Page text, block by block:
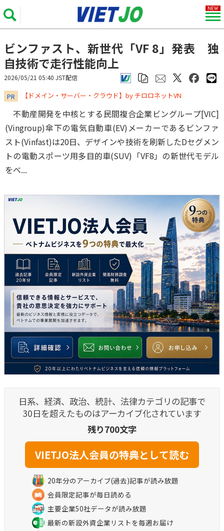
ビンファスト、新世代「VF 8」発表 独
自技術で走行性能向上
2026/05/21 05:40 JST配信
PR ​​​​​​​【ドメイン・サーバー・クラウド】by チロロネットVN
不動産開発を中核とする民間複合企業ビングループ[VIC]
(Vingroup)傘下の電気自動車(EV)メーカーであるビンファ
スト(Vinfast)は20日、デザインや技術を刷新したDセグメン
トの電動スポーツ用多目的車(SUV)「VF8」の新世代モデル
をベ...
日系、経済、政治、統計、法律カテゴリの記事で
30日を超えたものはアーカイブ化されています
残り700文字
20年分のアーカイブ(過去)記事が読み放題
会員限定記事が毎日読める
主要企業50社データが読み放題
最新の新設外資企業リストを毎週お届け